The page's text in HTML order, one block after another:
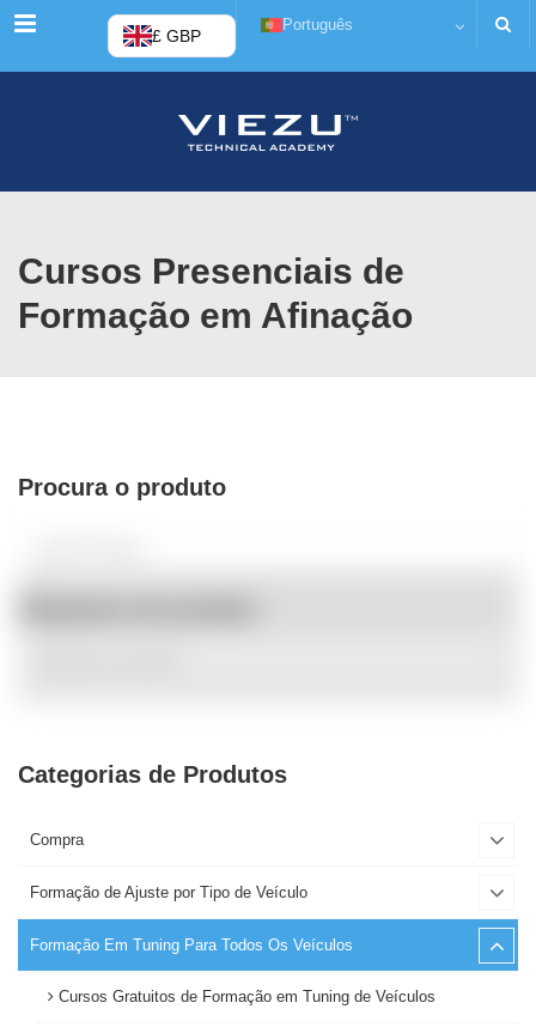
Cardápio £ GBP
Português
Cursos Presenciais de
Formação em Afinação
Procura o produto
Categorias de Produtos
Compra
Formação de Ajuste por Tipo de Veículo
Formação Em Tuning Para Todos Os Veículos
Cursos Gratuitos de Formação em Tuning de Veículos